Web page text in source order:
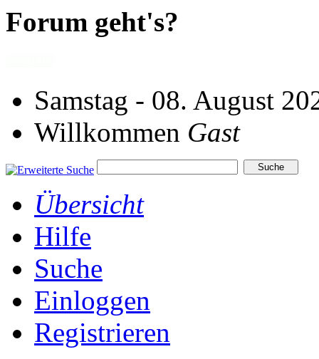
Forum geht's?
Samstag - 08. August
Willkommen Gast
Übersicht
Hilfe
Suche
Einloggen
Registrieren